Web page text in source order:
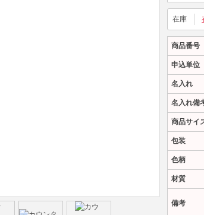
在庫
商品番号
申込単位
名入れ
名入れ備
商品サイ
包装
色柄
材質
備考